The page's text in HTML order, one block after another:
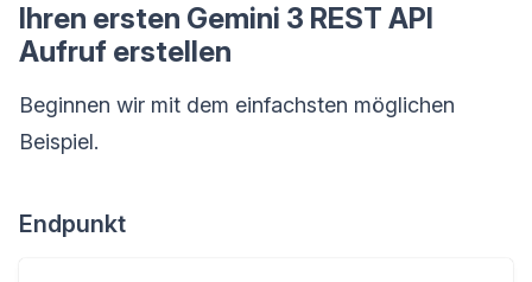
Ihren ersten Gemini 3 REST API
Aufruf erstellen
Beginnen wir mit dem einfachsten möglichen
Beispiel.
Endpunkt